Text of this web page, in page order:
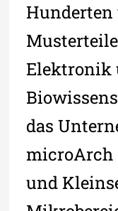
Hunderten
Elektronik
das
microArch
und